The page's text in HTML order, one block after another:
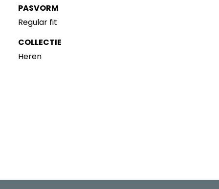
PASVORM
Regular fit
COLLECTIE
Heren